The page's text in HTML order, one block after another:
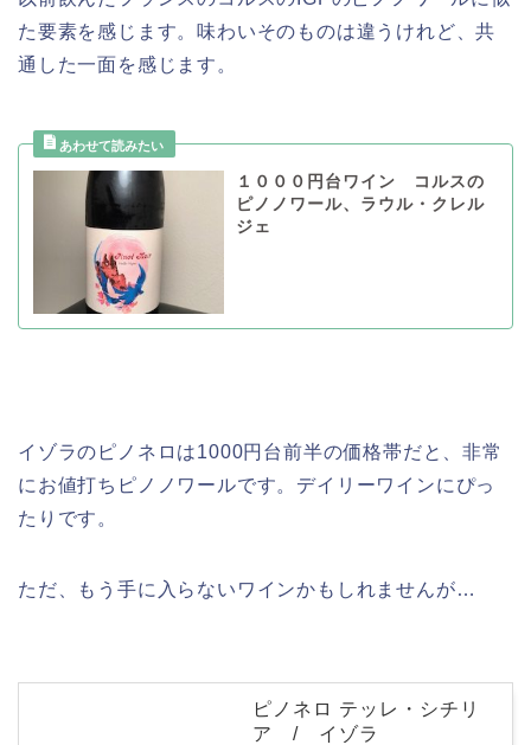
た要素を感じます。味わいそのものは違うけれど、共
通した一面を感じます。
１０００円台ワイン コルスの
ピノノワール、ラウル・クレル
ジェ
イゾラのピノネロは1000円台前半の価格帯だと、非常
にお値打ちピノノワールです。デイリーワインにぴっ
たりです。
ただ、もう手に入らないワインかもしれませんが…
ピノネロ テッレ・シチリ
ア / イゾラ